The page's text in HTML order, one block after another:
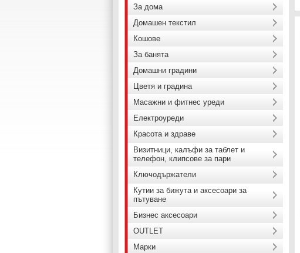
За дома
Домашен текстил
Кошове
За банята
Домашни градини
Цветя и градина
Масажни и фитнес уреди
Електроуреди
Красота и здраве
Визитници, калъфи за таблет и
телефон, клипсове за пари
Ключодържатели
Кутии за бижута и аксесоари за
пътуване
Бизнес аксесоари
OUTLET
Марки